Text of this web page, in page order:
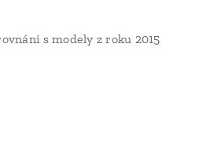
s modely z roku 2015